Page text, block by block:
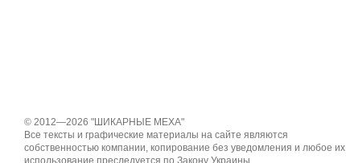
© 2012—2026 "ШИКАРНЫЕ МЕХА"
Все тексты и графические материалы на сайте являются
собственностью компании, копирование без уведомления и любое их
использование преследуется по Закону Украины.